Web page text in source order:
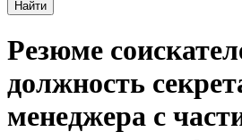
Найти
Резюме
должность
менеджера с